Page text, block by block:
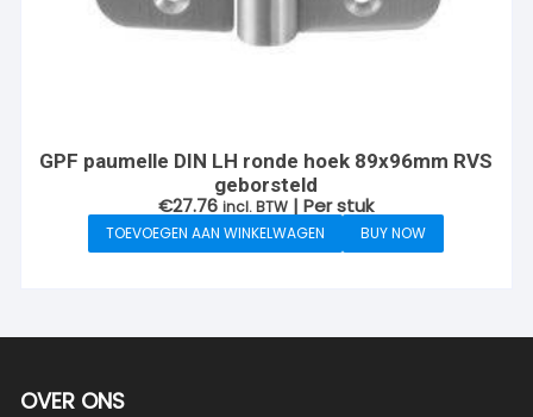
GPF paumelle DIN LH ronde hoek 89x96mm RVS
geborsteld
€27.76 incl. BTW | Per stuk
TOEVOEGEN AAN WINKELWAGEN BUY NOW
OVER ONS